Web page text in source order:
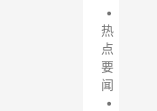
•
热
点
要
闻
•